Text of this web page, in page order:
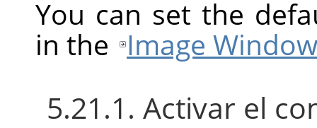
You can set the
in the Image
5.21.1. Activar el